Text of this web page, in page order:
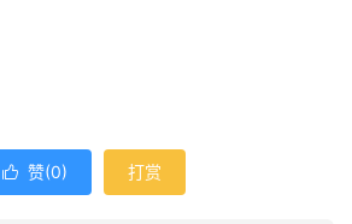
 赞(0) 打赏